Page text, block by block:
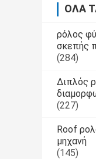
ΌΛΑ
ρόλος
σκεπής
(284)
Διπλός
(227)
Roof
μηχανή
(145)